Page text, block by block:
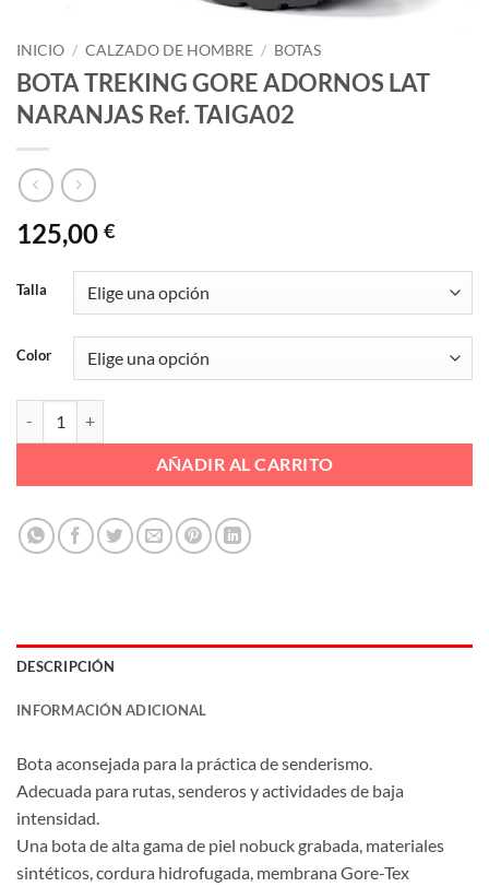
INICIO / CALZADO DE HOMBRE / BOTAS
BOTA TREKING GORE ADORNOS LAT
NARANJAS Ref. TAIGA02
125,00 €
Talla
Color
AÑADIR AL CARRITO
DESCRIPCIÓN
INFORMACIÓN ADICIONAL
Bota aconsejada para la práctica de senderismo.
Adecuada para rutas, senderos y actividades de baja
intensidad.
Una bota de alta gama de piel nobuck grabada, materiales
sintéticos, cordura hidrofugada, membrana Gore-Tex